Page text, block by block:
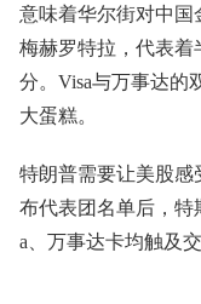
意味着华尔街对中国
梅赫罗特拉，代表着
分。Visa与万事达的
大蛋糕。
特朗普需要让美股感
布代表团名单后，特
a、万事达卡均触及